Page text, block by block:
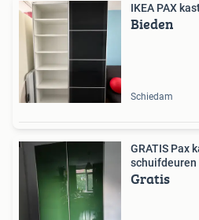
IKEA PAX
Bieden
Schiedam
GRATIS Pax
schuifdeuren
Gratis